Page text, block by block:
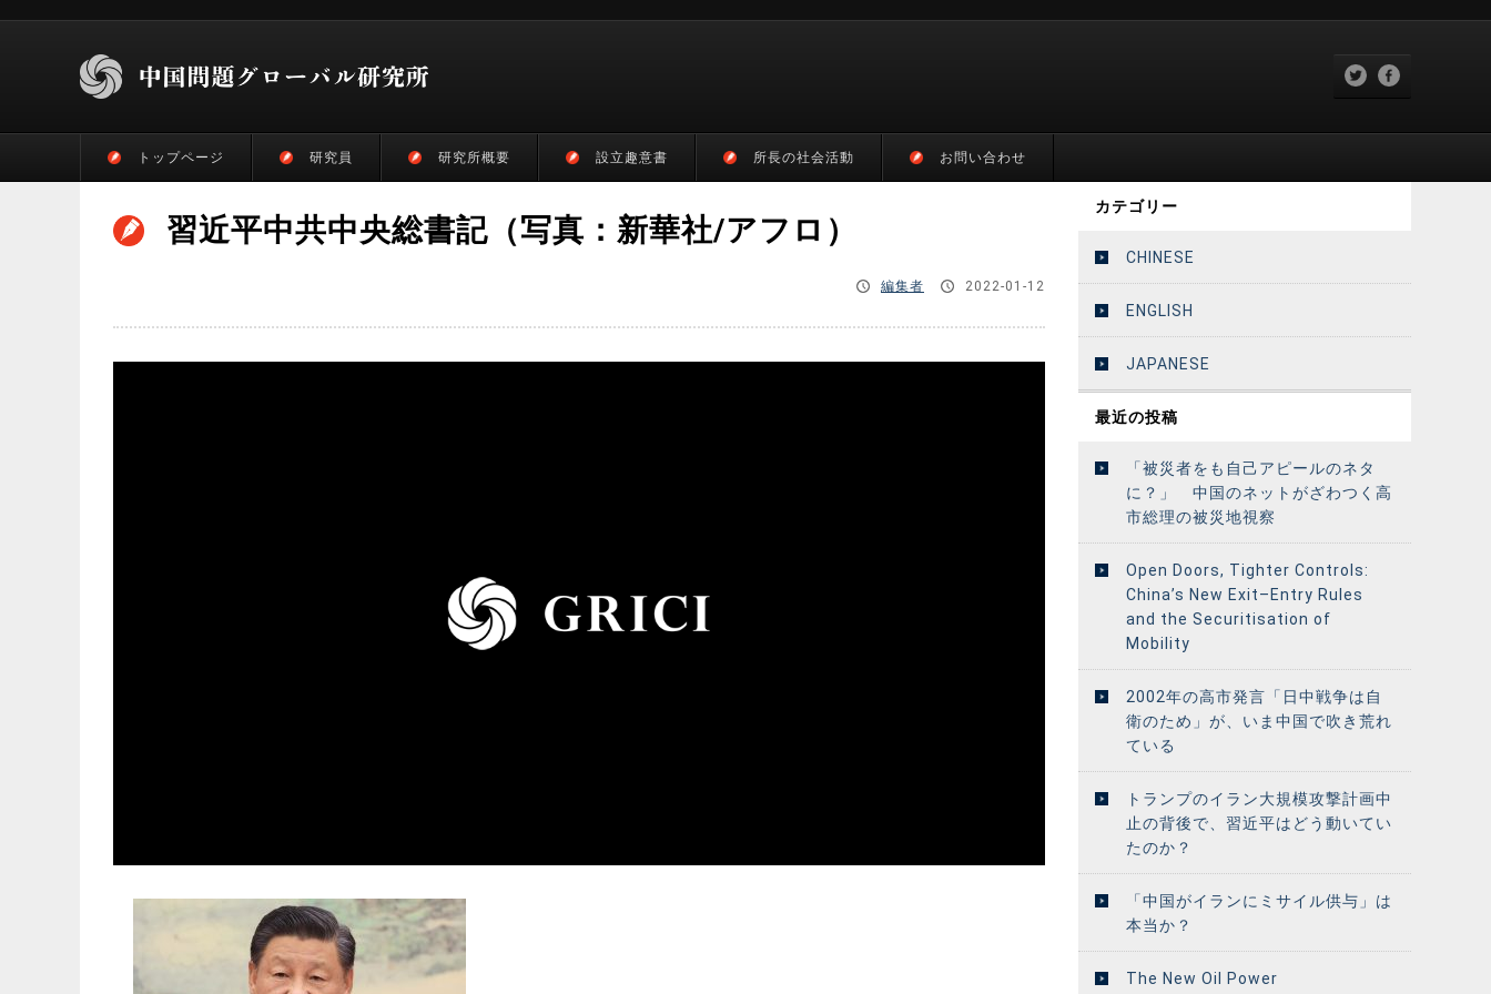
トップページ 研究員 研究所概要 設立趣意書 所長の社会活動 お問い合わせ
習近平中共中央総書記（写真：新華社/アフロ）
編集者 2022-01-12
カテゴリー
CHINESE
ENGLISH
JAPANESE
最近の投稿
「被災者をも自己アピールのネタ
に？」 中国のネットがざわつく高
市総理の被災地視察
Open Doors, Tighter Controls:
China’s New Exit–Entry Rules
and the Securitisation of
Mobility
2002年の高市発言「日中戦争は自
衛のため」が、いま中国で吹き荒れ
ている
トランプのイラン大規模攻撃計画中
止の背後で、習近平はどう動いてい
たのか？
「中国がイランにミサイル供与」は
本当か？
The New Oil Power